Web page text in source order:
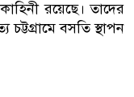
রয়েছে। তাদের
চট্টগ্রামে বসতি স্থাপন